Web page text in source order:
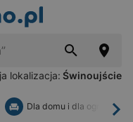
lokalizacja: Świnoujście
Dla domu i dla ogrodu